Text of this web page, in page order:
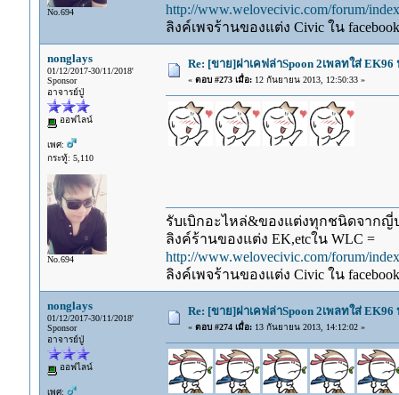
No.694
http://www.welovecivic.com/forum/
ลิงค์เพจร้านของแต่ง Civic ใน
nonglays
01/12/2017-30/11/2018'
Sponsor
อาจารย์ปู่
ออฟไลน์
เพศ:
กระทู้: 5,110
No.694
Re: [ขาย]ฝาเคฟล่าSpoon 2เพลทใส่
« ตอบ #273 เมื่อ:12 กันยายน 2013, 12:50:33 »
รับเบิกอะไหล่&ของแต่งทุกชนิดจากญี่
ลิงค์ร้านของแต่ง EK,etcใน WLC =
http://www.welovecivic.com/forum/
ลิงค์เพจร้านของแต่ง Civic ใน
nonglays
01/12/2017-30/11/2018'
Sponsor
อาจารย์ปู่
ออฟไลน์
เพศ:
Re: [ขาย]ฝาเคฟล่าSpoon 2เพลทใส่
« ตอบ #274 เมื่อ:13 กันยายน 2013, 14:12:02 »